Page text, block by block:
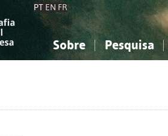
PT EN FR
Sobre Pesquisa